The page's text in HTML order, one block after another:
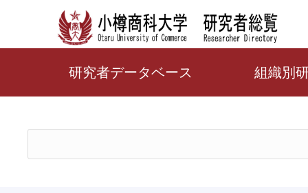
研究者データベース 組織別